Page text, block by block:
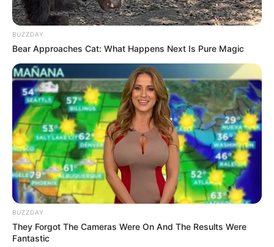
The Monster Snake That Makes Anacondas Look
Tiny!
BRAINBERRIES
BUZZDAY
Bear Approaches Cat: What Happens Next Is Pure Magic
BUZZDAY
They Forgot The Cameras Were On And The Results Were
Fantastic